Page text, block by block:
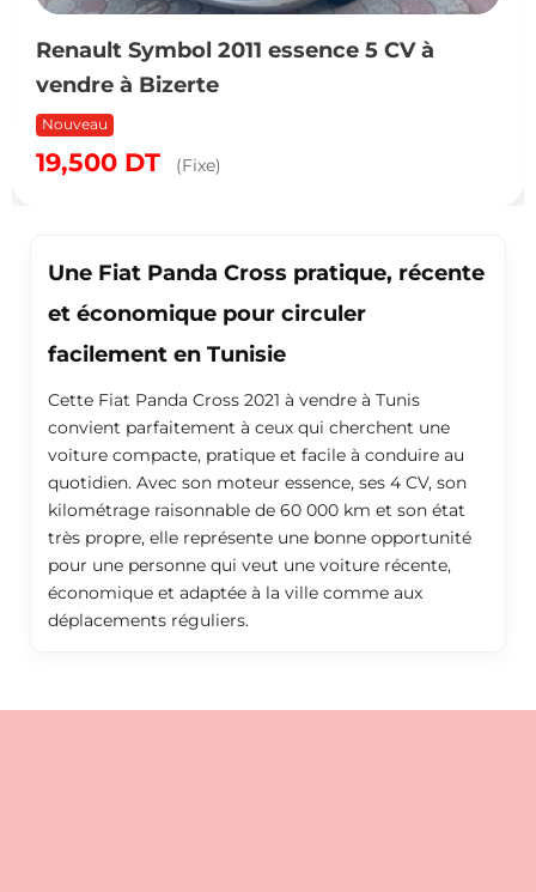
Renault Symbol 2011 essence 5 CV à
vendre à Bizerte
Nouveau
19,500 DT (Fixe)
Une Fiat Panda Cross pratique, récente
et économique pour circuler
facilement en Tunisie
Cette Fiat Panda Cross 2021 à vendre à Tunis
convient parfaitement à ceux qui cherchent une
voiture compacte, pratique et facile à conduire au
quotidien. Avec son moteur essence, ses 4 CV, son
kilométrage raisonnable de 60 000 km et son état
très propre, elle représente une bonne opportunité
pour une personne qui veut une voiture récente,
économique et adaptée à la ville comme aux
déplacements réguliers.